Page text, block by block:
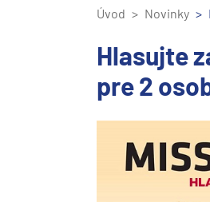
Stredomorie
Východné Stredomorie
Západné Stredomorie
Severná Európa
Úvod Novinky
Hlasujte
pre 2